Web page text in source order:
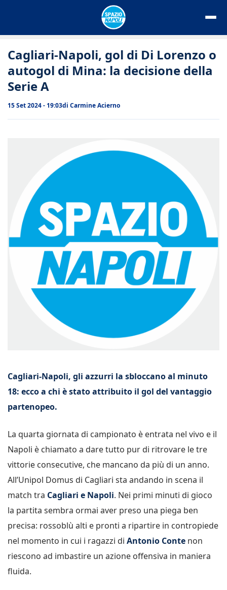
Cagliari-Napoli, gol di Di Lorenzo o
autogol di Mina: la decisione della
Serie A
15 Set 2024 - 19:03di Carmine Acierno
Cagliari-Napoli, gli azzurri la sbloccano al minuto
18: ecco a chi è stato attribuito il gol del vantaggio
partenopeo.
La quarta giornata di campionato è entrata nel vivo e il
Napoli è chiamato a dare tutto pur di ritrovare le tre
vittorie consecutive, che mancano da più di un anno.
All’Unipol Domus di Cagliari sta andando in scena il
match tra Cagliari e Napoli. Nei primi minuti di gioco
la partita sembra ormai aver preso una piega ben
precisa: rossoblù alti e pronti a ripartire in contropiede
nel momento in cui i ragazzi di Antonio Conte non
riescono ad imbastire un azione offensiva in maniera
fluida.